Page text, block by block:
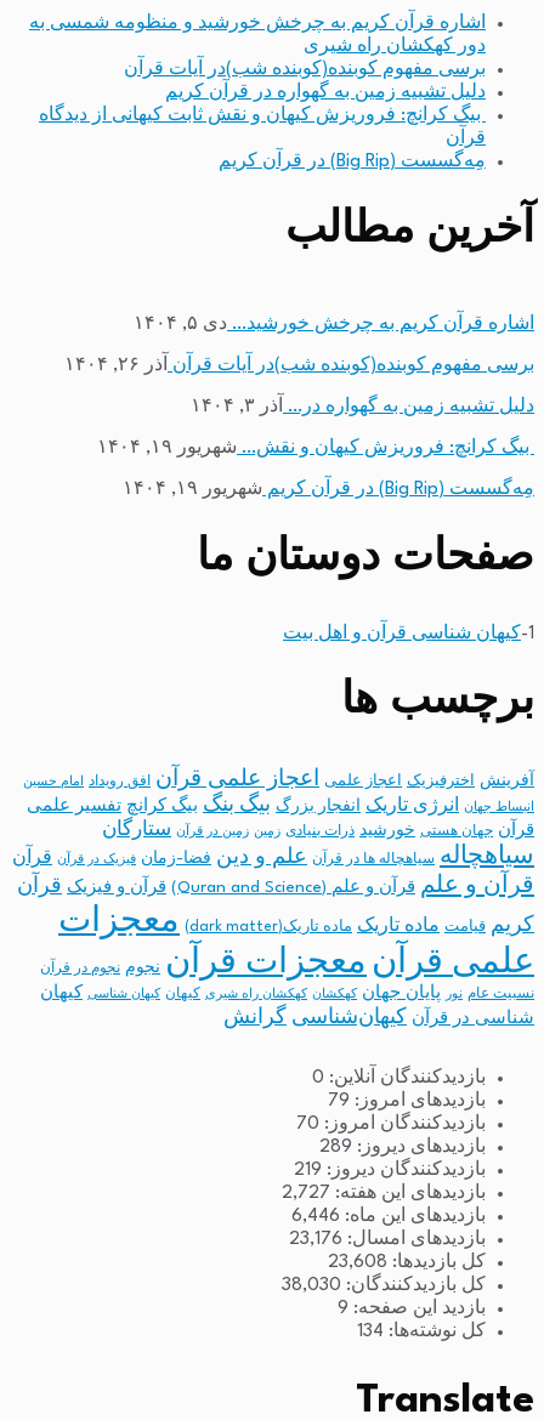
اشاره قرآن کریم به چرخش خورشید و منظومه شمسی به
دور کهکشان راه شیری
برسی مفهوم کوبنده(کوبنده شب)در آیات قرآن
دلیل تشبیه زمین به گهواره در قرآن کریم
بیگ کرانچ: فروریزش کیهان و نقش ثابت کیهانی از دیدگاه
قرآن
مِه‌گسست (Big Rip) در قرآن کریم
آخرین مطالب
اشاره قرآن کریم به چرخش خورشید… دی ۵, ۱۴۰۴
برسی مفهوم کوبنده(کوبنده شب)در آیات قرآن آذر ۲۶, ۱۴۰۴
دلیل تشبیه زمین به گهواره در… آذر ۳, ۱۴۰۴
بیگ کرانچ: فروریزش کیهان و نقش… شهریور ۱۹, ۱۴۰۴
مِه‌گسست (Big Rip) در قرآن کریم شهریور ۱۹, ۱۴۰۴
صفحات دوستان ما
1- کیهان شناسی قرآن و اهل بیت
برچسب ها
آفرینش اخترفیزیک اعجاز علمی اعجاز علمی قرآن افق رویداد امام حسین
انبساط جهان انرژی تاریک انفجار بزرگ بیگ بنگ بیگ کرانچ تفسیر علمی
قرآن جهان هستی خورشید ذرات بنیادی زمین زمین در قرآن ستارگان
سیاهچاله سیاهچاله ها در قرآن علم و دین فضا-زمان فیزیک در قرآن قرآن
قرآن و علم قرآن و علم (Quran and Science) قرآن و فیزیک قرآن
کریم قیامت ماده تاریک ماده تاریک(dark matter)
معجزات
علمی قرآن معجزات قرآن نجوم نجوم در قرآن
نسبیت عام نور پایان جهان کهکشان کهکشان راه شیری کیهان کیهان شناسی
کیهان
شناسی در قرآن
کیهان‌شناسی گرانش
بازدیدکنندگان آنلاین: 0
بازدیدهای امروز: 79
بازدیدکنندگان امروز: 70
بازدیدهای دیروز: 289
بازدیدکنندگان دیروز: 219
بازدیدهای این هفته: 2,727
بازدیدهای این ماه: 6,446
بازدیدهای امسال: 23,176
کل بازدیدها: 23,608
کل بازدیدکنند‌گان: 38,030
بازدید این صفحه: 9
کل نوشته‌ها: 134
Translate